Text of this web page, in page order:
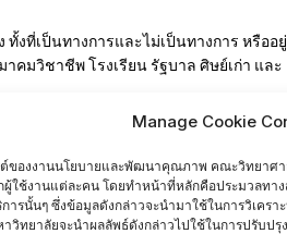
Manage Cookie
ต์ของงานนโยบายและพัฒนาคุณภาพ คณะวิทยาศ
ผู้ใช้งานแต่ละคน โดยทำหน้าที่หลักคือประมวลทา
ารนั้นๆ ซึ่งข้อมูลดังกล่าวจะนำมาใช้ในการวิเคร
าวิทยาลัยจะนำผลลัพธ์ดังกล่าวไปใช้ในการปรับป
ที่เป็นทางการและไม่เป็นทางการ หรืออยู่
มวิชาชีพ โรงเรียน รัฐบาล ศิษย์เก่า และ
ล้องกับโครงการพันธกิจสัมพันธ์